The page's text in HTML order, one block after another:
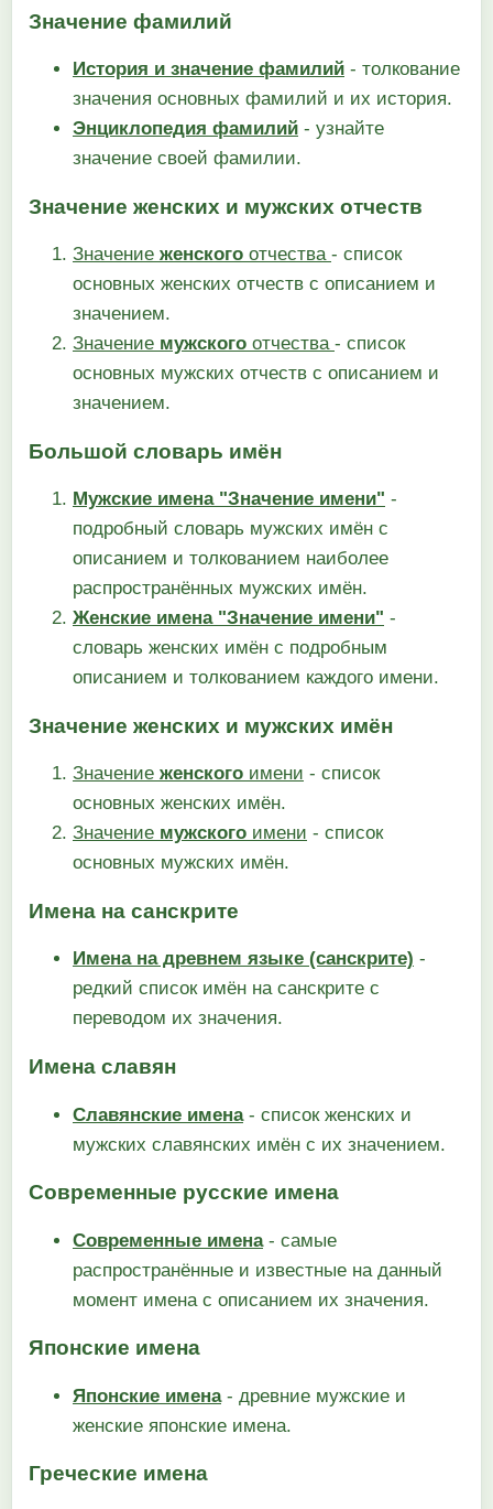
Значение фамилий
История и значение фамилий - толкование
значения основных фамилий и их история.
Энциклопедия фамилий - узнайте
значение своей фамилии.
Значение женских и мужских отчеств
Значение женского отчества - список
основных женских отчеств с описанием и
значением.
Значение мужского отчества - список
основных мужских отчеств с описанием и
значением.
Большой словарь имён
Мужские имена "Значение имени" -
подробный словарь мужских имён с
описанием и толкованием наиболее
распространённых мужских имён.
Женские имена "Значение имени" -
словарь женских имён с подробным
описанием и толкованием каждого имени.
Значение женских и мужских имён
Значение женского имени - список
основных женских имён.
Значение мужского имени - список
основных мужских имён.
Имена на санскрите
Имена на древнем языке (санскрите) -
редкий список имён на санскрите с
переводом их значения.
Имена славян
Славянские имена- список женских и
мужских славянских имён с их значением.
Современные русские имена
Современные имена- самые
распространённые и известные на данный
момент имена с описанием их значения.
Японские имена
Японские имена- древние мужские и
женские японские имена.
Греческие имена